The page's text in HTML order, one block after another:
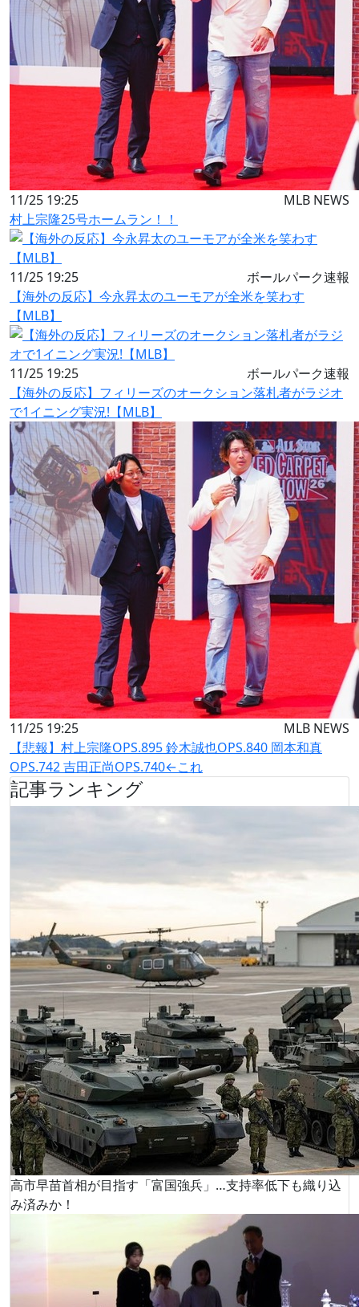
11/25 19:25
MLB NEWS
村上宗隆25号ホームラン！！
11/25 19:25
ボールパーク速報
【海外の反応】今永昇太のユーモアが全米を笑わす
【MLB】
11/25 19:25
ボールパーク速報
【海外の反応】フィリーズのオークション落札者がラジオ
で1イニング実況!【MLB】
11/25 19:25
MLB NEWS
【悲報】村上宗隆OPS.895 鈴木誠也OPS.840 岡本和真
OPS.742 吉田正尚OPS.740←これ
記事ランキング
高市早苗首相が目指す「富国強兵」…支持率低下も織り込
み済みか！